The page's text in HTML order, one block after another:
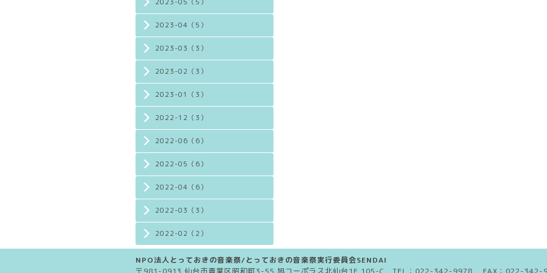
2023-04（5）
2023-03（3）
2023-02（3）
2023-01（3）
2022-12（3）
2022-06（6）
2022-05（6）
2022-04（6）
2022-03（3）
2022-02（2）
NPO法人とっておきの音楽祭/とっておきの音楽祭実行委員会SENDAI
〒981-0913 仙台市青葉区昭和町3-55 旭コーポラス北仙台1F 105-C TEL： 022-342-9978 FAX：022-342-